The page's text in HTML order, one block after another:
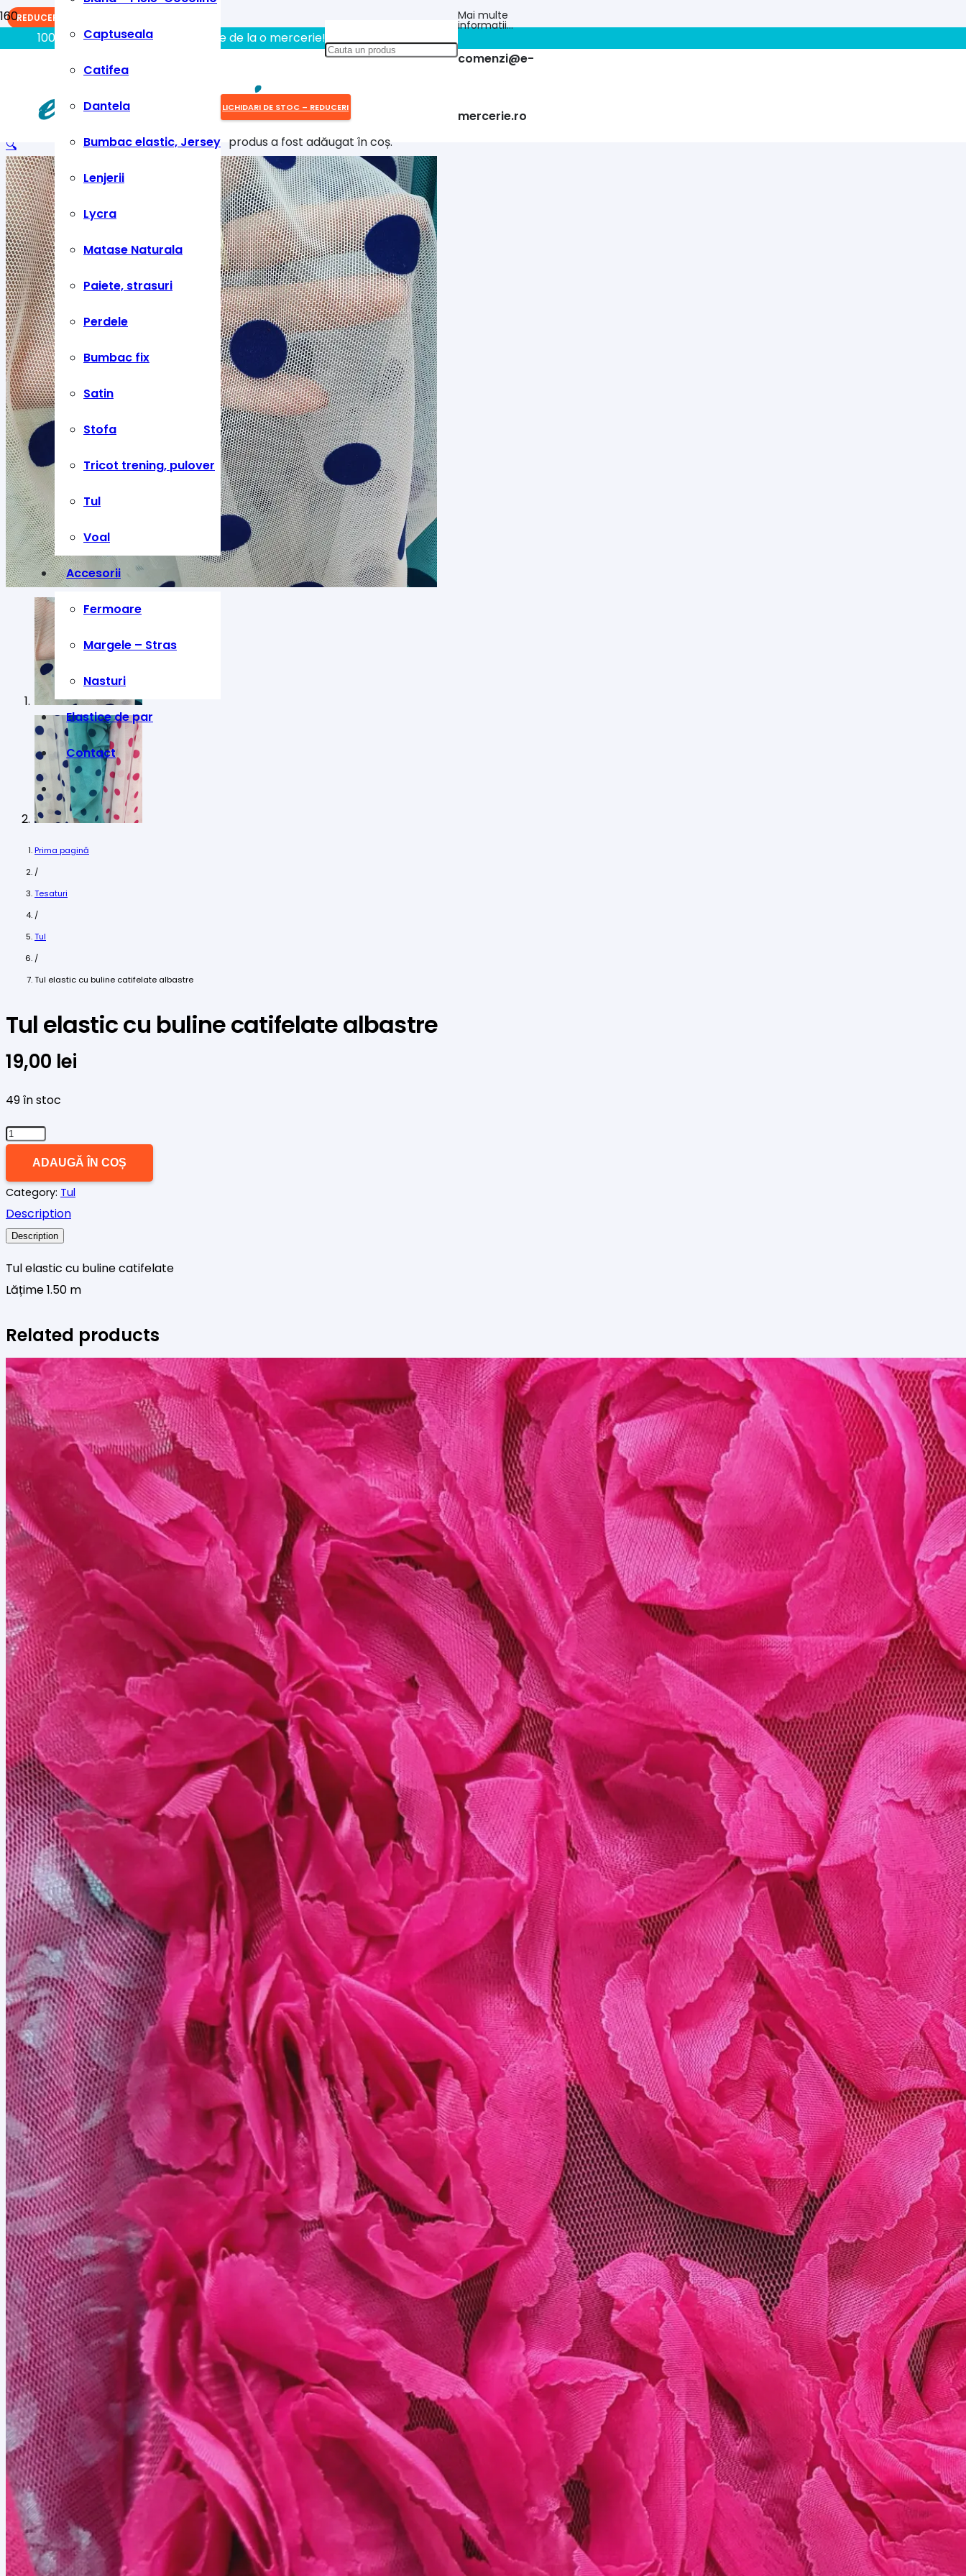
100% aici gasiti tot ce aveti nevoie de la o mercerie!!
Mai multe
informatii…
comenzi@e-
mercerie.ro
Captuseala
Catifea
Dantela
Bumbac elastic, Jersey
Lenjerii
Lycra
Matase Naturala
Paiete, strasuri
Perdele
Bumbac fix
Satin
Stofa
Tricot trening, pulover
Tul
Voal
Accesorii
Fermoare
Margele – Stras
Nasturi
Elastice de par
Contact
LICHIDARI DE STOC – REDUCERI
produsa fost adăugat în coș.
🔍
Prima pagină
/
Tesaturi
/
Tul
/
Tul elastic cu buline catifelate albastre
Tul elastic cu buline catifelate albastre
19,00 lei
49 în stoc
Cantitate
elastic
cu
buline
catifelate
albastre
ADAUGĂ ÎN COȘ
Category: Tul
Description
Description
Tul elastic cu buline catifelate
Lățime 1.50 m
Related products
REDUCERI!